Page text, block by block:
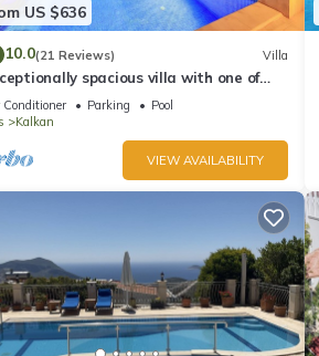
US $636
10.0(21 Reviews) Villa
spacious villa with one of
best views in Kalkan
Parking
Pool
Kalkan
VIEW AVAILABILITY